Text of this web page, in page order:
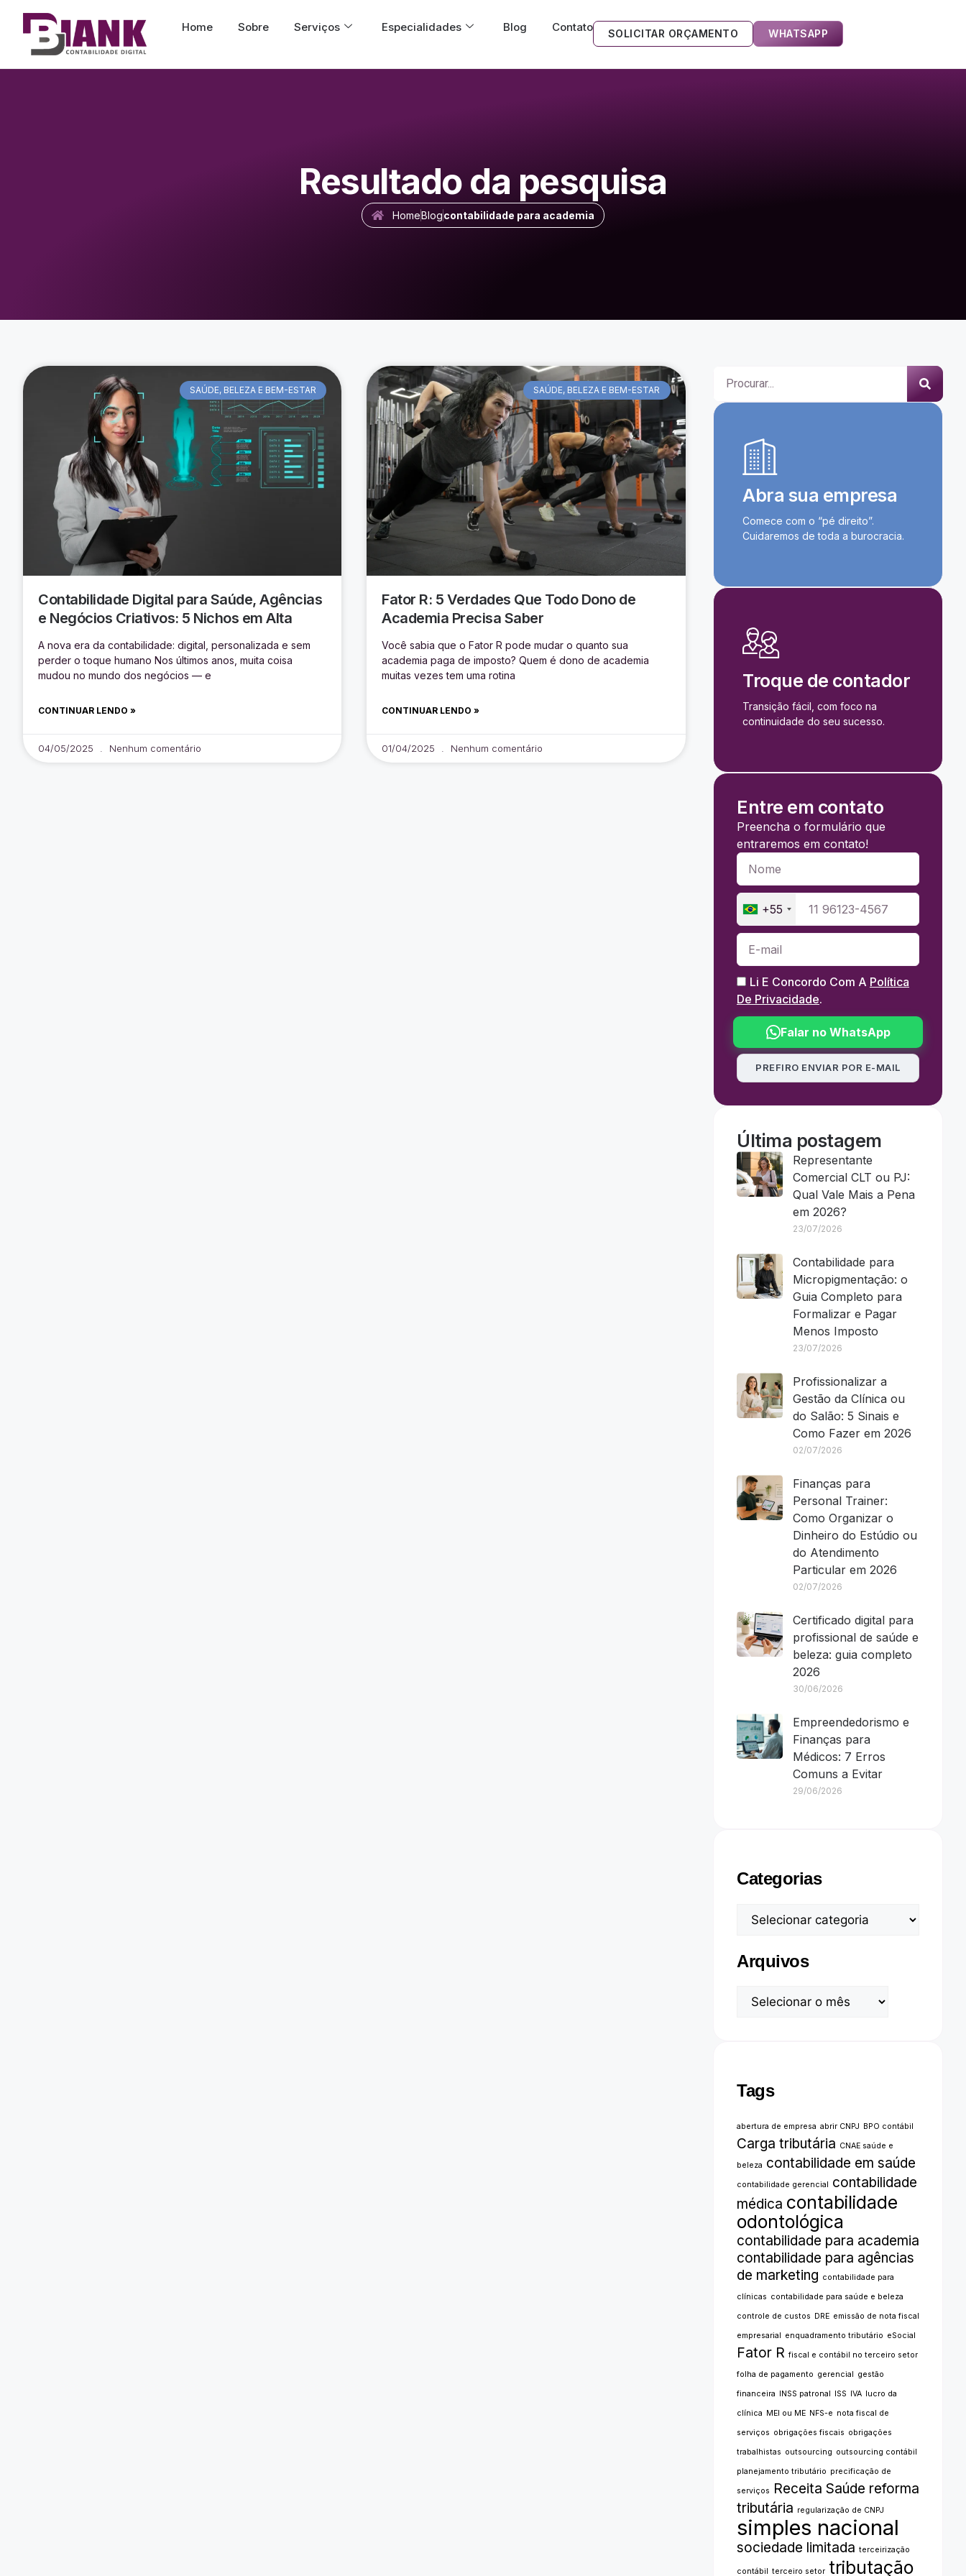
Home Sobre Serviços Especialidades Blog Contato SOLICITAR ORÇAMENTO WHATSAPP
Resultado da pesquisa
HomeBlogcontabilidade para academia
SAÚDE, BELEZA E BEM-ESTAR
Contabilidade Digital para Saúde, Agências
e Negócios Criativos: 5 Nichos em Alta
A nova era da contabilidade: digital, personalizada e sem
perder o toque humano Nos últimos anos, muita coisa
mudou no mundo dos negócios — e
CONTINUAR LENDO »
04/05/2025 Nenhum comentário
SAÚDE, BELEZA E BEM-ESTAR
Fator R: 5 Verdades Que Todo Dono de
Academia Precisa Saber
Você sabia que o Fator R pode mudar o quanto sua
academia paga de imposto? Quem é dono de academia
muitas vezes tem uma rotina
CONTINUAR LENDO »
01/04/2025 Nenhum comentário
Abra sua empresa
Comece com o “pé direito”.
Cuidaremos de toda a burocracia.
Troque de contador
Transição fácil, com foco na
continuidade do seu sucesso.
Entre em contato
Preencha o formulário que
entraremos em contato!
+55
Li E Concordo Com A Política
De Privacidade.
Falar no WhatsApp
PREFIRO ENVIAR POR E-MAIL
Última postagem
Representante
Comercial CLT ou PJ:
Qual Vale Mais a Pena
em 2026?
23/07/2026
Contabilidade para
Micropigmentação: o
Guia Completo para
Formalizar e Pagar
Menos Imposto
23/07/2026
Profissionalizar a
Gestão da Clínica ou
do Salão: 5 Sinais e
Como Fazer em 2026
02/07/2026
Finanças para
Personal Trainer:
Como Organizar o
Dinheiro do Estúdio ou
do Atendimento
Particular em 2026
02/07/2026
Certificado digital para
profissional de saúde e
beleza: guia completo
2026
30/06/2026
Empreendedorismo e
Finanças para
Médicos: 7 Erros
Comuns a Evitar
29/06/2026
Categorias
Arquivos
Tags
abertura de empresa abrir CNPJ BPO contábil
Carga tributária CNAE saúde e
beleza contabilidade em saúde
contabilidade gerencial
contabilidade
médica contabilidade
odontológica
contabilidade para academia
contabilidade para agências
de marketing contabilidade para
clínicas contabilidade para saúde e beleza
controle de custos DRE emissão de nota fiscal
empresarial enquadramento tributário eSocial
Fator R fiscal e contábil no terceiro setor
folha de pagamento gerencial gestão
financeira INSS patronal ISS IVA lucro da
clínica MEI ou ME NFS-e nota fiscal de
serviços obrigações fiscais obrigações
trabalhistas outsourcing outsourcing contábil
planejamento tributário precificação de
serviços Receita Saúde reforma
tributária regularização de CNPJ
simples nacional
sociedade limitada terceirização
contábil terceiro setor tributação